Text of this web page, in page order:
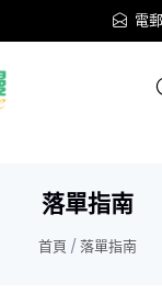
電
落單指南
首頁 / 落單指南